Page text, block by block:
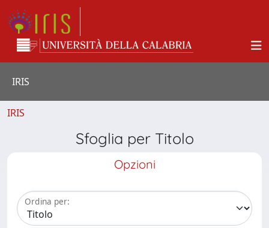
IRIS
IRIS
Sfoglia per Titolo
Opzioni
Ordina per: